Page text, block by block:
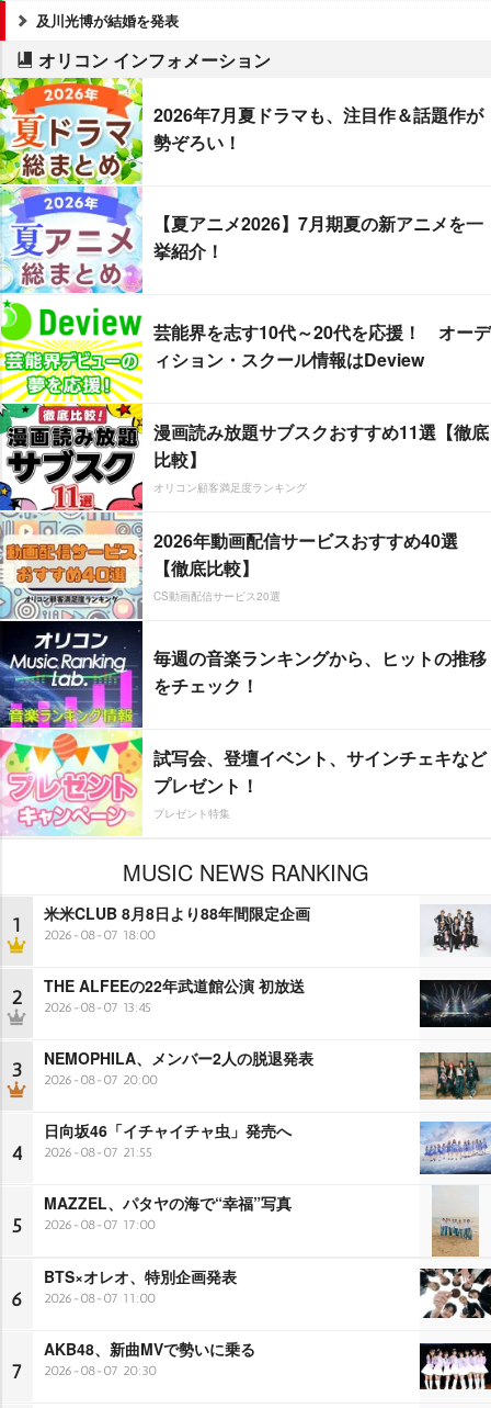
及川光博が結婚を発表
オリコン インフォメーション
2026年7月夏ドラマも、注目作＆話題作が
勢ぞろい！
【夏アニメ2026】7月期夏の新アニメを一
挙紹介！
芸能界を志す10代～20代を応援！ オーデ
ィション・スクール情報はDeview
漫画読み放題サブスクおすすめ11選【徹底
比較】
オリコン顧客満足度ランキング
2026年動画配信サービスおすすめ40選
【徹底比較】
CS動画配信サービス20選
毎週の音楽ランキングから、ヒットの推移
をチェック！
試写会、登壇イベント、サインチェキなど
プレゼント！
プレゼント特集
MUSIC NEWS RANKING
1 米米CLUB 8月8日より88年間限定企画
2026-08-07 18:00
2 THE ALFEEの22年武道館公演 初放送
2026-08-07 13:45
3 NEMOPHILA、メンバー2人の脱退発表
2026-08-07 20:00
4
日向坂46「イチャイチャ虫」発売へ
2026-08-07 21:55
5
MAZZEL、パタヤの海で“幸福”写真
2026-08-07 17:00
6
BTS×オレオ、特別企画発表
2026-08-07 11:00
7
AKB48、新曲MVで勢いに乗る
2026-08-07 20:30